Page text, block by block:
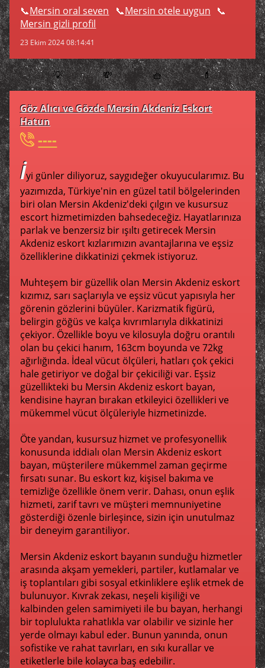
Mersin oral seven
Mersin otele uygun
Mersin gizli profil
23 Ekim 2024 08:14:41
💡 💸 🧺 💄
Göz Alıcı ve Gözde Mersin Akdeniz Eskort
Hatun
----
İyi günler diliyoruz, saygıdeğer okuyucularımız. Bu
yazımızda, Türkiye'nin en güzel tatil bölgelerinden
biri olan Mersin Akdeniz'deki çılgın ve kusursuz
escort hizmetimizden bahsedeceğiz. Hayatlarınıza
parlak ve benzersiz bir ışıltı getirecek Mersin
Akdeniz eskort kızlarımızın avantajlarına ve eşsiz
özelliklerine dikkatinizi çekmek istiyoruz.
Muhteşem bir güzellik olan Mersin Akdeniz eskort
kızımız, sarı saçlarıyla ve eşsiz vücut yapısıyla her
görenin gözlerini büyüler. Karizmatik figürü,
belirgin göğüs ve kalça kıvrımlarıyla dikkatinizi
çekiyor. Özellikle boyu ve kilosuyla doğru orantılı
olan bu çekici hanım, 163cm boyunda ve 72kg
ağırlığında. İdeal vücut ölçüleri, hatları çok çekici
hale getiriyor ve doğal bir çekiciliği var. Eşsiz
güzellikteki bu Mersin Akdeniz eskort bayan,
kendisine hayran bırakan etkileyici özellikleri ve
mükemmel vücut ölçüleriyle hizmetinizde.
Öte yandan, kusursuz hizmet ve profesyonellik
konusunda iddialı olan Mersin Akdeniz eskort
bayan, müşterilere mükemmel zaman geçirme
fırsatı sunar. Bu eskort kız, kişisel bakıma ve
temizliğe özellikle önem verir. Dahası, onun eşlik
hizmeti, zarif tavrı ve müşteri memnuniyetine
gösterdiği özenle birleşince, sizin için unutulmaz
bir deneyim garantiliyor.
Mersin Akdeniz eskort bayanın sunduğu hizmetler
arasında akşam yemekleri, partiler, kutlamalar ve
iş toplantıları gibi sosyal etkinliklere eşlik etmek de
bulunuyor. Kıvrak zekası, neşeli kişiliği ve
kalbinden gelen samimiyeti ile bu bayan, herhangi
bir toplulukta rahatlıkla var olabilir ve sizinle her
yerde olmayı kabul eder. Bunun yanında, onun
sofistike ve rahat tavırları, en sıkı kurallar ve
etiketlerle bile kolayca baş edebilir.